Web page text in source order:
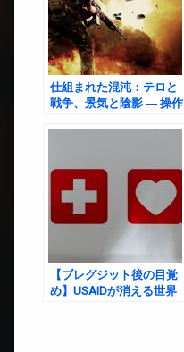
仕組まれた混沌：テロと
戦争、景気と陰影 ― 操作
【ブレグジット後の目覚
め】USAIDが消える世界